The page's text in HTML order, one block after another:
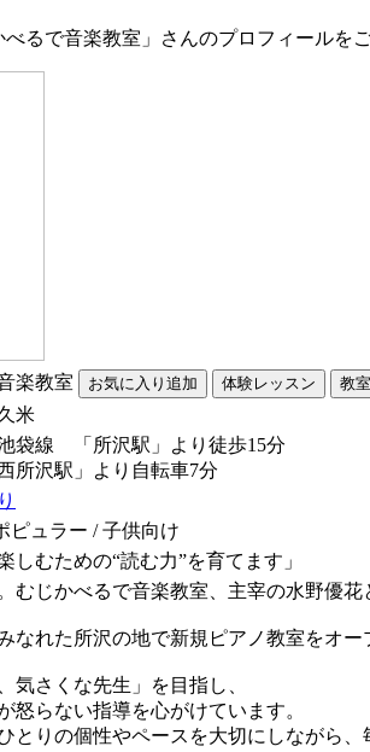
るで音楽教室」さんのプロフィールを
楽教室
米
袋線 「所沢駅」より徒歩15分
所沢駅」より自転車7分
ピュラー / 子供向け
しむための“読む力”を育てます」
むじかべるで音楽教室、主宰の水野優花
なれた所沢の地で新規ピアノ教室をオー
気さくな先生」を目指し、
怒らない指導を心がけています。
とりの個性やペースを大切にしながら、